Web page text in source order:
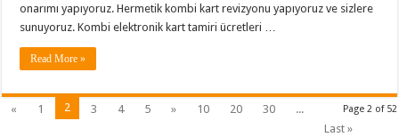
onarımı yapıyoruz. Hermetik kombi kart revizyonu yapıyoruz ve sizlere
sunuyoruz. Kombi elektronik kart tamiri ücretleri …
Read More »
Page 2 of 52
« 1 2 3 4 5 » 10 20 30
...
Last »